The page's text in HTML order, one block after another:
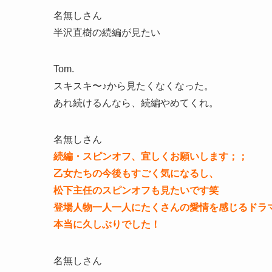
名無しさん
半沢直樹の続編が見たい
Tom.
スキスキ〜♪から見たくなくなった。
あれ続けるんなら、続編やめてくれ。
名無しさん
続編・スピンオフ、宜しくお願いします；；
乙女たちの今後もすごく気になるし、
松下主任のスピンオフも見たいです笑
登場人物一人一人にたくさんの愛情を感じるドラ
本当に久しぶりでした！
名無しさん